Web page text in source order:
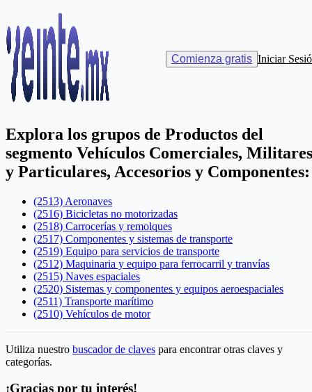
Comienza gratis Iniciar
Catálogo de Productos del SAT
CFDI 4.0
Explora los grupos de Productos del
segmento Vehículos Comerciales, Militares
y Particulares, Accesorios y Componentes:
(2513) Aeronaves
(2516) Bicicletas no motorizadas
(2518) Carrocerías y remolques
(2517) Componentes y sistemas de transporte
(2519) Equipo para servicios de transporte
(2512) Maquinaria y equipo para ferrocarril y tranvías
(2515) Naves espaciales
(2520) Sistemas y componentes y equipos aeroespaciales
(2511) Transporte marítimo
(2510) Vehículos de motor
Utiliza nuestro buscador de claves para encontrar otras claves y
categorías.
¡Gracias por tu interés!